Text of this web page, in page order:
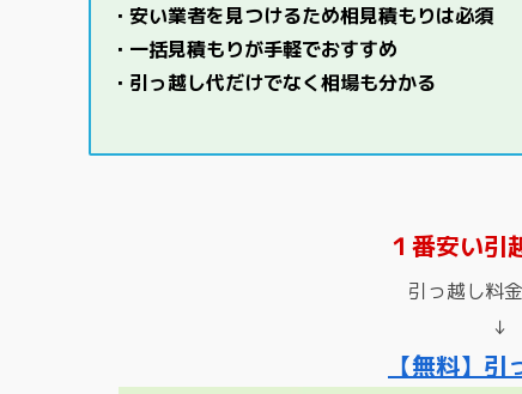
・安い業者を見つけるため相見積もりは必須
・一括見積もりが手軽でおすすめ
・引っ越し代だけでなく相場も分かる
１番安い引
引っ越し料
↓
【無料】